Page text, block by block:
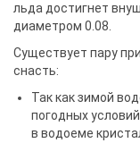
льда достигнет
диаметром 0.08.
Существует пару
снасть:
Так как зимой
погодных
в водоеме